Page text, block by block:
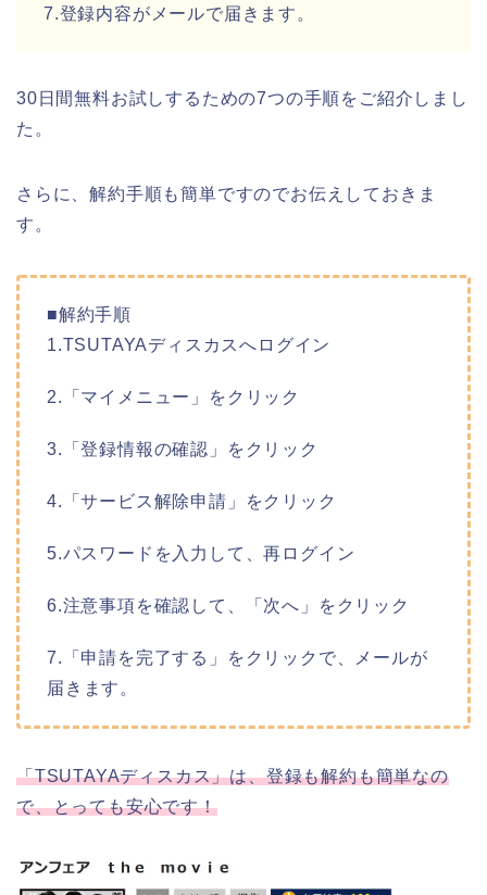
7.登録内容がメールで届きます。
30日間無料お試しするための7つの手順をご紹介しまし
た。
さらに、解約手順も簡単ですのでお伝えしておきま
す。
■解約手順
1.TSUTAYAディスカスへログイン
2.「マイメニュー」をクリック
3.「登録情報の確認」をクリック
4.「サービス解除申請」をクリック
5.パスワードを入力して、再ログイン
6.注意事項を確認して、「次へ」をクリック
7.「申請を完了する」をクリックで、メールが
届きます。
「TSUTAYAディスカス」は、登録も解約も簡単なの
で、とっても安心です！